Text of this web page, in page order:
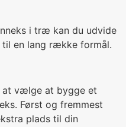
i træ kan du udvide
en lang række formål.
at vælge at bygge et
Først og fremmest
plads til din